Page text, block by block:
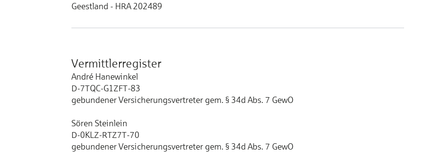
Geestland - HRA 202489
Vermittlerregister
André Hanewinkel
D-7TQC-G1ZFT-83
gebundener Versicherungsvertreter gem. § 34d Abs. 7 GewO
Sören Steinlein
D-0KLZ-RTZ7T-70
gebundener Versicherungsvertreter gem. § 34d Abs. 7 GewO